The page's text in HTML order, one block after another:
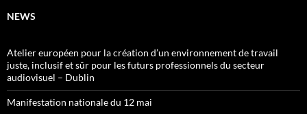
NEWS
Atelier européen pour la création d’un environnement de travail
juste, inclusif et sûr pour les futurs professionnels du secteur
audiovisuel – Dublin
Manifestation nationale du 12 mai